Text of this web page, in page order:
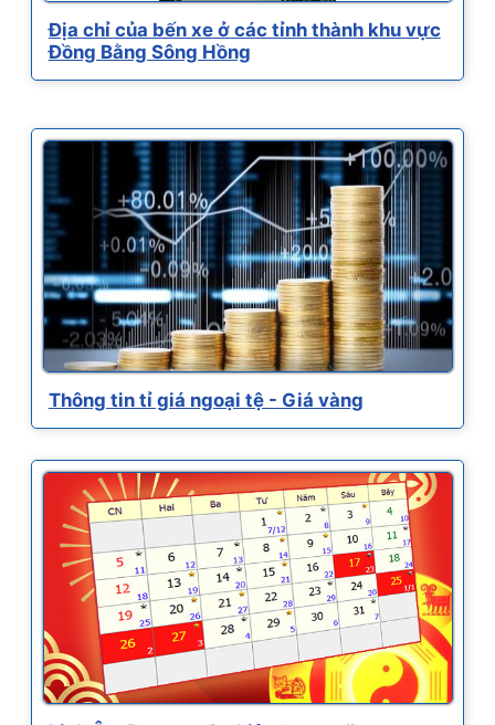
Địa chỉ của bến xe ở các tỉnh thành khu vực
Đồng Bằng Sông Hồng
Thông tin tỉ giá ngoại tệ - Giá vàng